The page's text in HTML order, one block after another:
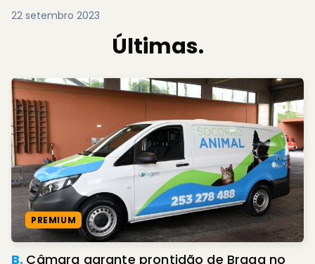
22 setembro 2023
Últimas.
PREMIUM
B. Câmara garante prontidão de Braga no